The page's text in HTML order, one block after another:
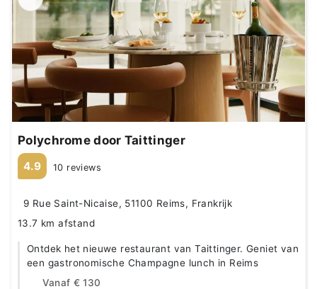
Polychrome door Taittinger
4.9 10 reviews
9 Rue Saint-Nicaise, 51100 Reims, Frankrijk
13.7 km afstand
Ontdek het nieuwe restaurant van Taittinger. Geniet van
een gastronomische Champagne lunch in Reims
Vanaf € 130